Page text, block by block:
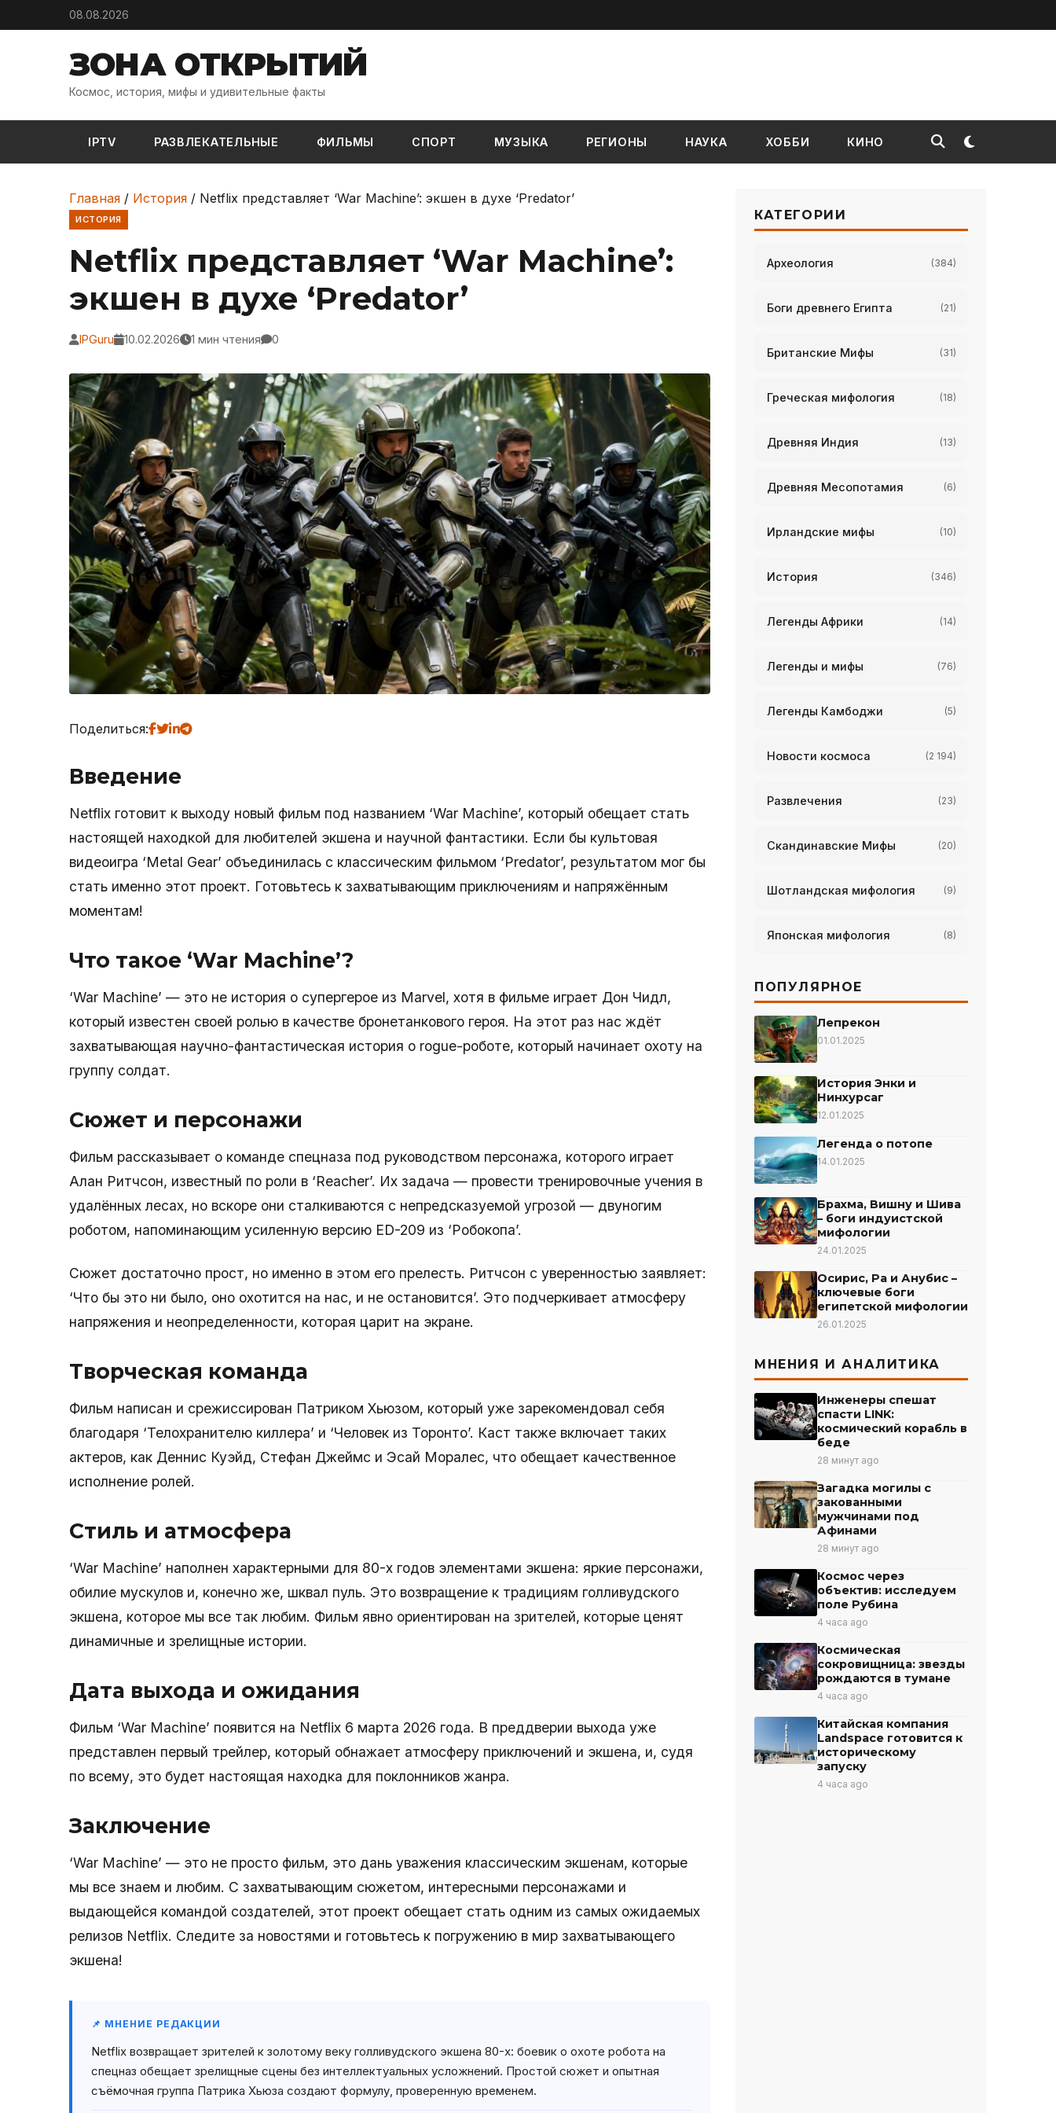
Skip to content08.08.2026
ЗОНА ОТКРЫТИЙ
Космос, история, мифы и удивительные факты
IPTV РАЗВЛЕКАТЕЛЬНЫЕ ФИЛЬМЫ СПОРТ МУЗЫКА РЕГИОНЫ НАУКА ХОББИ КИНО
Главная / История / Netflix представляет ‘War Machine’: экшен в духе ‘Predator’
ИСТОРИЯ
Netflix представляет ‘War Machine’:
экшен в духе ‘Predator’
IPGuru 10.02.2026 1 мин чтения 0
Поделиться:
Введение
Netflix готовит к выходу новый фильм под названием ‘War Machine’, который обещает стать
настоящей находкой для любителей экшена и научной фантастики. Если бы культовая
видеоигра ‘Metal Gear’ объединилась с классическим фильмом ‘Predator’, результатом мог бы
стать именно этот проект. Готовьтесь к захватывающим приключениям и напряжённым
моментам!
Что такое ‘War Machine’?
‘War Machine’ — это не история о супергерое из Marvel, хотя в фильме играет Дон Чидл,
который известен своей ролью в качестве бронетанкового героя. На этот раз нас ждёт
захватывающая научно-фантастическая история о rogue-роботе, который начинает охоту на
группу солдат.
Сюжет и персонажи
Фильм рассказывает о команде спецназа под руководством персонажа, которого играет
Алан Ритчсон, известный по роли в ‘Reacher’. Их задача — провести тренировочные учения в
удалённых лесах, но вскоре они сталкиваются с непредсказуемой угрозой — двуногим
роботом, напоминающим усиленную версию ED-209 из ‘Робокопа’.
Сюжет достаточно прост, но именно в этом его прелесть. Ритчсон с уверенностью заявляет:
‘Что бы это ни было, оно охотится на нас, и не остановится’. Это подчеркивает атмосферу
напряжения и неопределенности, которая царит на экране.
Творческая команда
Фильм написан и срежиссирован Патриком Хьюзом, который уже зарекомендовал себя
благодаря ‘Телохранителю киллера’ и ‘Человек из Торонто’. Каст также включает таких
актеров, как Деннис Куэйд, Стефан Джеймс и Эсай Моралес, что обещает качественное
исполнение ролей.
Стиль и атмосфера
‘War Machine’ наполнен характерными для 80-х годов элементами экшена: яркие персонажи,
обилие мускулов и, конечно же, шквал пуль. Это возвращение к традициям голливудского
экшена, которое мы все так любим. Фильм явно ориентирован на зрителей, которые ценят
динамичные и зрелищные истории.
Дата выхода и ожидания
Фильм ‘War Machine’ появится на Netflix 6 марта 2026 года. В преддверии выхода уже
представлен первый трейлер, который обнажает атмосферу приключений и экшена, и, судя
по всему, это будет настоящая находка для поклонников жанра.
Заключение
‘War Machine’ — это не просто фильм, это дань уважения классическим экшенам, которые
мы все знаем и любим. С захватывающим сюжетом, интересными персонажами и
выдающейся командой создателей, этот проект обещает стать одним из самых ожидаемых
релизов Netflix. Следите за новостями и готовьтесь к погружению в мир захватывающего
экшена!
📌 МНЕНИЕ РЕДАКЦИИ
Netflix возвращает зрителей к золотому веку голливудского экшена 80-х: боевик о охоте робота на
спецназ обещает зрелищные сцены без интеллектуальных усложнений. Простой сюжет и опытная
съёмочная группа Патрика Хьюза создают формулу, проверенную временем.
КАТЕГОРИИ
Археология (384)
Боги древнего Египта (21)
Британские Мифы (31)
Греческая мифология (18)
Древняя Индия (13)
Древняя Месопотамия (6)
Ирландские мифы (10)
История (346)
Легенды Африки (14)
Легенды и мифы (76)
Легенды Камбоджи (5)
Новости космоса (2 194)
Развлечения (23)
Скандинавские Мифы (20)
Шотландская мифология (9)
Японская мифология (8)
ПОПУЛЯРНОЕ
Лепрекон
01.01.2025
История Энки и
Нинхурсаг
12.01.2025
Легенда о потопе
14.01.2025
Брахма, Вишну и Шива
– боги индуистской
мифологии
24.01.2025
Осирис, Ра и Анубис –
ключевые боги
египетской мифологии
26.01.2025
МНЕНИЯ И АНАЛИТИКА
Инженеры спешат
спасти LINK:
космический корабль в
беде
28 минут ago
Загадка могилы с
закованными
мужчинами под
Афинами
28 минут ago
Космос через
объектив: исследуем
поле Рубина
4 часа ago
Космическая
сокровищница: звезды
рождаются в тумане
4 часа ago
Китайская компания
Landspace готовится к
историческому
запуску
4 часа ago